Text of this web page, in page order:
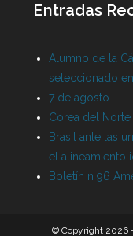
Entradas
Alumno de la
seleccionado
7 de agosto
Corea del
Brasil ante las
el alineamiento
Boletín n 96
© Copyright 2026